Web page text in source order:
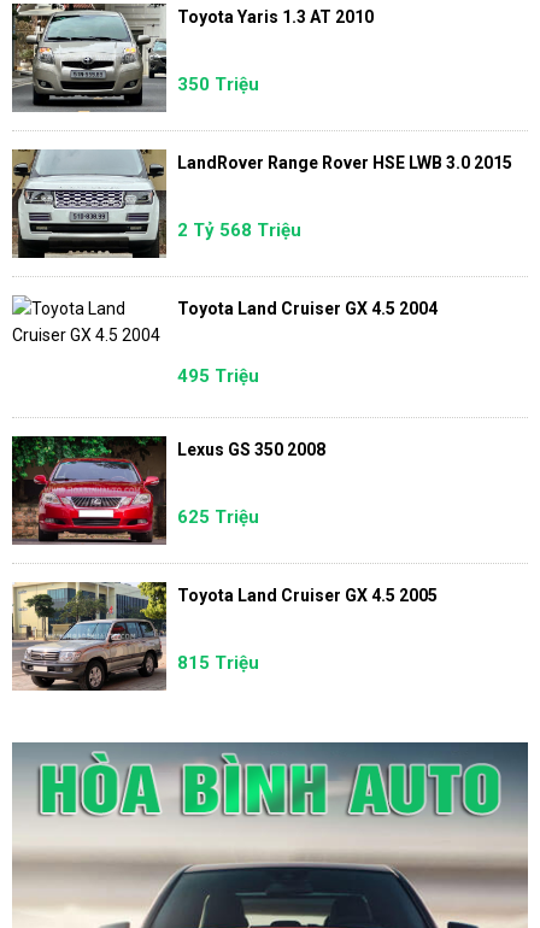
Toyota Yaris 1.3 AT 2010
350 Triệu
LandRover Range Rover HSE LWB 3.0 2015
2 Tỷ 568 Triệu
Toyota Land Cruiser GX 4.5 2004
495 Triệu
Lexus GS 350 2008
625 Triệu
Toyota Land Cruiser GX 4.5 2005
815 Triệu